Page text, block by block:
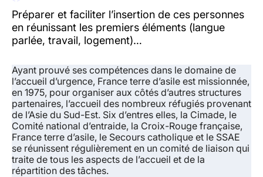
Préparer et faciliter l’insertion de ces personnes
en réunissant les premiers éléments (langue
parlée, travail, logement)…
Ayant prouvé ses compétences dans le domaine de
l’accueil d’urgence, France terre d’asile est missionnée,
en 1975, pour organiser aux côtés d’autres structures
partenaires, l’accueil des nombreux réfugiés provenant
de l’Asie du Sud-Est. Six d’entres elles, la Cimade, le
Comité national d’entraide, la Croix-Rouge française,
France terre d’asile, le Secours catholique et le SSAE
se réunissent régulièrement en un comité de liaison qui
traite de tous les aspects de l’accueil et de la
répartition des tâches.